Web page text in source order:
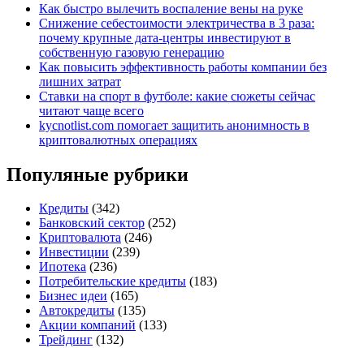
Как быстро вылечить воспаление вены на руке
Снижение себестоимости электричества в 3 раза:
почему крупные дата-центры инвестируют в
собственную газовую генерацию
Как повысить эффективность работы компании без
лишних затрат
Ставки на спорт в футболе: какие сюжеты сейчас
читают чаще всего
kycnotlist.com помогает защитить анонимность в
криптовалютных операциях
Популяные рубрики
Кредиты (342)
Банковский сектор (252)
Криптовалюта (246)
Инвестиции (239)
Ипотека (236)
Потребительские кредиты (183)
Бизнес идеи (165)
Автокредиты (135)
Акции компаний (133)
Трейдинг (132)